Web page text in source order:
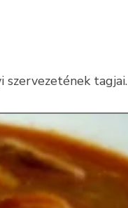
szervezetének tagjai.